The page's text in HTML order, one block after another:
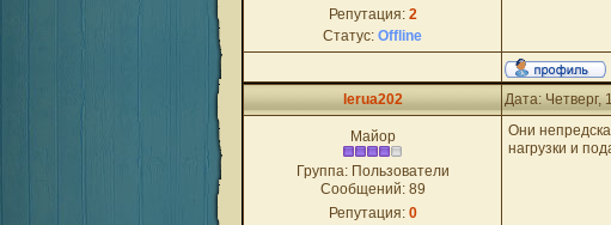
Репутация: 2
Статус: Offline
lerua202 Дата:
Майор
Группа: Пользователи
Сообщений: 89
Репутация: 0
Они
нагрузки и